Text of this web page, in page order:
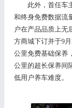
此外， 首任车
和终身免费数据流
户在产品品质上无
方商城下订并于9
公里免费基础保养
公里 的超长保养间
低用户养车难度。